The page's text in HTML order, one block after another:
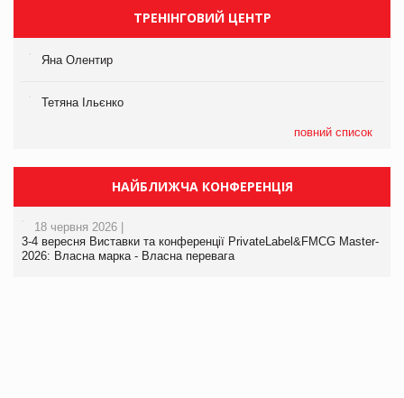
ТРЕНІНГОВИЙ ЦЕНТР
Яна Олентир
Тетяна Ільєнко
повний список
НАЙБЛИЖЧА КОНФЕРЕНЦІЯ
18 червня 2026 |
3-4 вересня Виставки та конференції PrivateLabel&FMCG Master-
2026: Власна марка - Власна перевага